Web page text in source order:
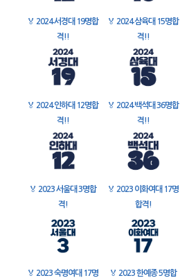
🏅 2024 서경대 19명합
격!!
🏅 2024 삼육대 15명합
격!!
🏅 2024 인하대 12명합
격!!
🏅 2024 백석대 36명합
격!!
🏅 2023 서울대 3명합
격!
🏅 2023 이화여대 17명
합격!
🏅 2023 숙명여대 17명
🏅 2023 한예종 5명합